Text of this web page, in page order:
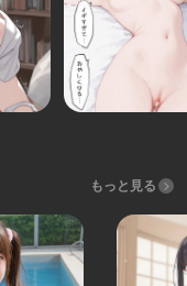
もっと見る